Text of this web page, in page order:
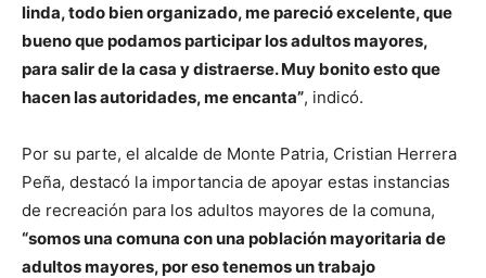
linda, todo bien organizado, me pareció excelente, que
bueno que podamos participar los adultos mayores,
para salir de la casa y distraerse. Muy bonito esto que
hacen las autoridades, me encanta”, indicó.
Por su parte, el alcalde de Monte Patria, Cristian Herrera
Peña, destacó la importancia de apoyar estas instancias
de recreación para los adultos mayores de la comuna,
“somos una comuna con una población mayoritaria de
adultos mayores, por eso tenemos un trabajo